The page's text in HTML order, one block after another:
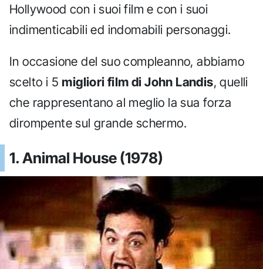
Hollywood con i suoi film e con i suoi
indimenticabili ed indomabili personaggi.
In occasione del suo compleanno, abbiamo
scelto i 5 migliori film di John Landis, quelli
che rappresentano al meglio la sua forza
dirompente sul grande schermo.
1. Animal House (1978)